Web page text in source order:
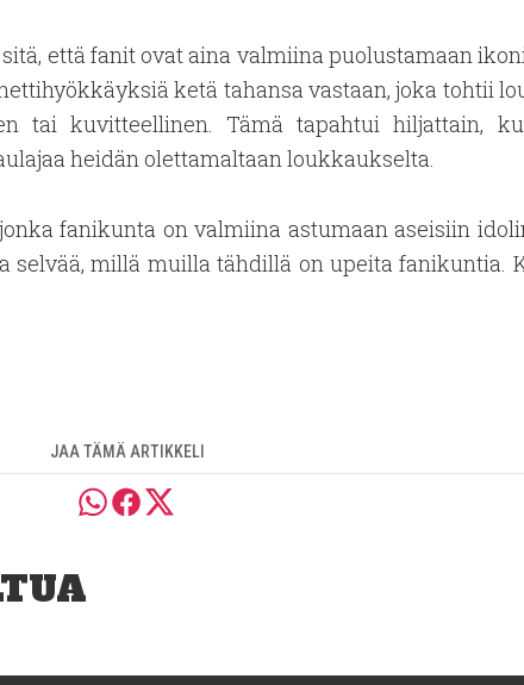
että fanit ovat aina valmiina puolustamaan
ketä tahansa vastaan, joka tohtii
tai kuvitteellinen. Tämä tapahtui hiljattain,
heidän olettamaltaan loukkaukselta.
fanikunta on valmiina astumaan aseisiin
selvää, millä muilla tähdillä on upeita fanikuntia.
JAA TÄMÄ ARTIKKELI